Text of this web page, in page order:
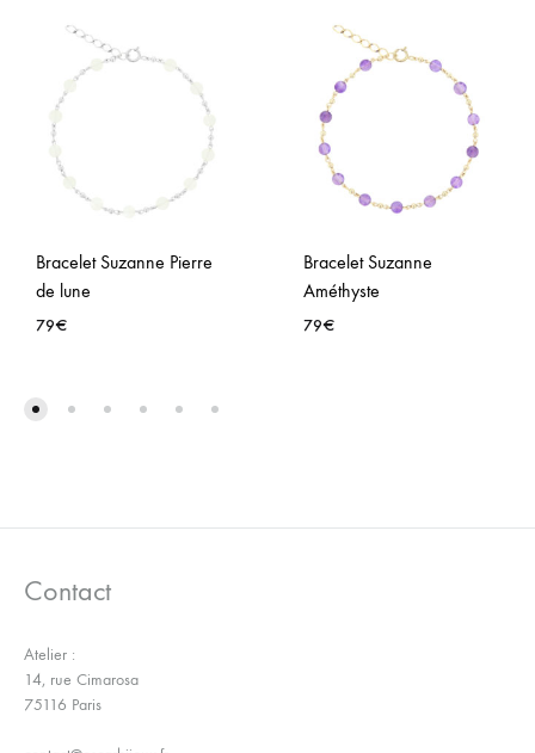
Bracelet Suzanne Pierre
de lune
79€
Bracelet Suzanne
Améthyste
79€
Contact
Atelier :
14, rue Cimarosa
75116 Paris